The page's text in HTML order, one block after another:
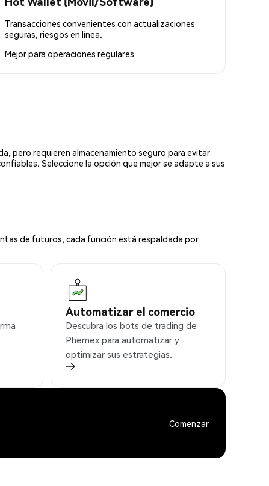
Transacciones convenientes con actualizaciones
seguras, riesgos en línea.
Mejor para operaciones regulares
pero requieren almacenamiento seguro para evitar
Seleccione la opción que mejor se adapte a sus
de futuros, cada función está respaldada por
Automatizar el comercio
Descubra los bots de trading de
Phemex para automatizar y
optimizar sus estrategias.
Comenzar